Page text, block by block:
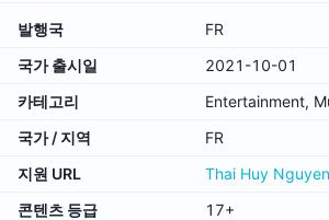
발행국
FR
국가 출시일
2021-10-01
카테고리
Entertainment,
국가 / 지역
FR
지원 URL
Thai Huy Nguyen
콘텐츠 등급
17+